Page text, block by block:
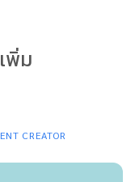
พิ่ม
CREATOR